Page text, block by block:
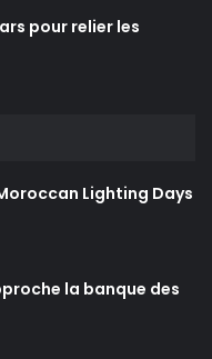
pour relier les
Lighting Days
la banque des